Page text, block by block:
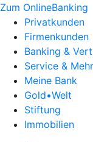
Zum OnlineBanking
Privatkunden
Firmenkunden
Banking &
Service &
Meine Bank
Gold•Welt
Stiftung
Immobilien